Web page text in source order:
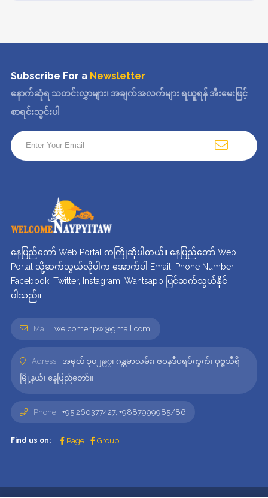
Subscribe For a Newsletter
နောက်ဆုံရ သတင်းလွှာများ၊ အချက်အလက်များ ရယူရန် အီးမေးဖြင့်
စာရင်းသွင်းပါ
နေပြည်တော် Web Portal ကကြိုဆိုပါတယ်။ နေပြည်တော် Web
Portal သို့ဆက်သွယ်လိုပါက အောက်ပါ Email, Phone Number,
Facebook, Twitter, Instagram, Wahtsapp ပြင်ဆက်သွယ်နိုင်
ပါသည်။
Mail : welcomenpw@gmail.com
Adress : အမှတ်.၃၀၂၉၇၊ ဂန္တမာလမ်း၊ ဇဝနဒီပရပ်ကွက်၊ ပုဗ္ဗသီရိ
မြို့နယ်၊ နေပြည်တော်။
Phone : +95 260377427, +9887999985/86
Find us on: Page Group